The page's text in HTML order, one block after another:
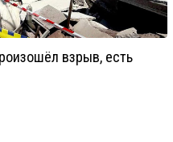
взрыв, есть